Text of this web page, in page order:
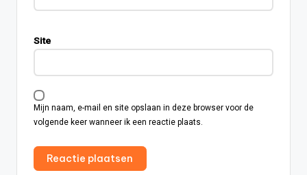
Site
Mijn naam, e-mail en site opslaan in deze browser voor de
volgende keer wanneer ik een reactie plaats.